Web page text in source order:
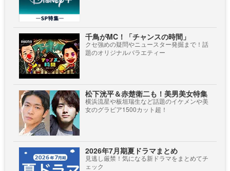
千鳥がMC！「チャンスの時間」
クセ強めの疑問やニュースター発掘まで！話
題のオリジナルバラエティー
松下洸平＆赤楚衛二も！美男美女特集
横浜流星や板垣瑞生など話題のイケメンや美
女のグラビア1500カット超！
2026年7月期夏ドラマまとめ
見逃し厳禁！気になる新ドラマをまとめてチ
ェック